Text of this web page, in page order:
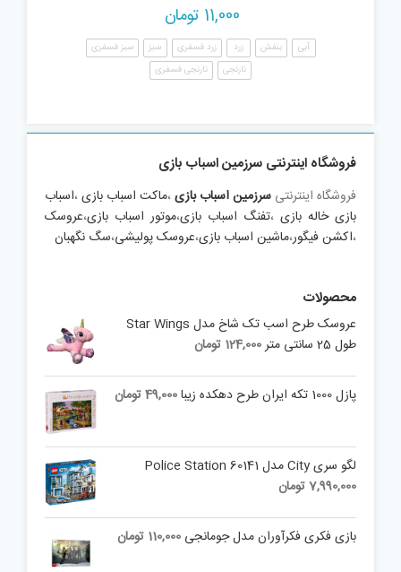
11,000 تومان
آبی بنفش زرد زرد فسفری سبز
سبز فسفری
نارنجی
نارنجی فسفری
فروشگاه اینترنتی سرزمین اسباب بازی
فروشگاه اینترنتی سرزمین اسباب بازی،ماکت اسباب بازی،اسباب
بازی خاله بازی ،تفنگ اسباب بازی،موتور اسباب بازی،عروسک
،اکشن فیگور،ماشین اسباب بازی،عروسک پولیشی،سگ نگهبان
محصولات
عروسک طرح اسب تک شاخ مدل Star Wings
طول 25 سانتی متر
124,000 تومان
پازل 1000 تکه ایران طرح دهکده زیبا 49,000تومان
لگو سری City مدل Police Station 60141
7,990,000تومان
بازی فکری فکرآوران مدل جومانجی 110,000 تومان